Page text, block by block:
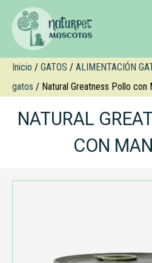
Inicio / GATOS / ALIMENTACIÓN
gatos / Natural Greatness Pollo con
NATURAL
CON